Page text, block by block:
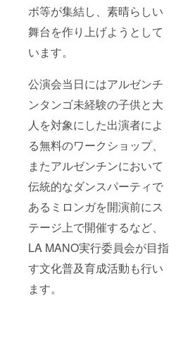
ボ等が集結し、素晴らしい
舞台を作り上げようとして
います。
公演会当日にはアルゼンチ
ンタンゴ未経験の子供と大
人を対象にした出演者によ
る無料のワークショップ、
またアルゼンチンにおいて
伝統的なダンスパーティで
あるミロンガを開演前にス
テージ上で開催するなど、
LA MANO実行委員会が目指
す文化普及育成活動も行い
ます。